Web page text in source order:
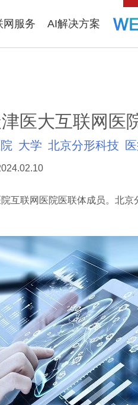
网服务 AI解决方案
医大互联网医
大学 北京分形科技
联网医院医联体成员。北京